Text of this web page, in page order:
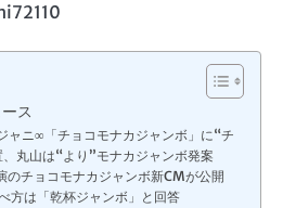
ス
ャニ∞「チョコモナカジャンボ」に“チ
、丸山は“より”モナカジャンボ発案
のチョコモナカジャンボ新CMが公開
方は「乾杯ジャンボ」と回答